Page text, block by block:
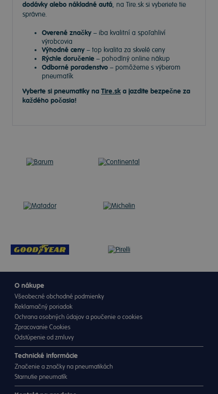
dodávky alebo nákladné autá, na Tire.sk si vyberiete tie
správne.
Overené značky – iba kvalitní a spoľahliví
výrobcovia
Výhodné ceny – top kvalita za skvelé ceny
Rýchle doručenie – pohodlný online nákup
Odborné poradenstvo – pomôžeme s výberom
pneumatík
Vyberte si pneumatiky na Tire.sk a jazdite bezpečne za
každého počasia!
O nákupe
Všeobecné obchodné podmienky
Reklamačný poriadok
Ochrana osobných údajov a poučenie o cookies
Zpracovanie Cookies
Odstúpenie od zmluvy
Technické informácie
Značenie a značky na pneumatikách
Starnutie pneumatík